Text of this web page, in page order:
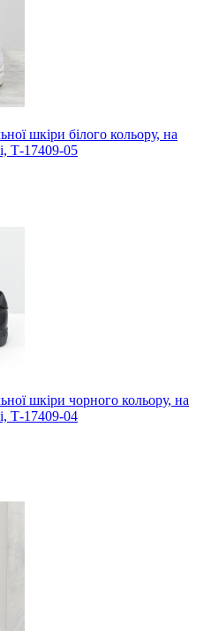
шкіри білого кольору, на
Т-17409-05
шкіри чорного кольору, на
Т-17409-04